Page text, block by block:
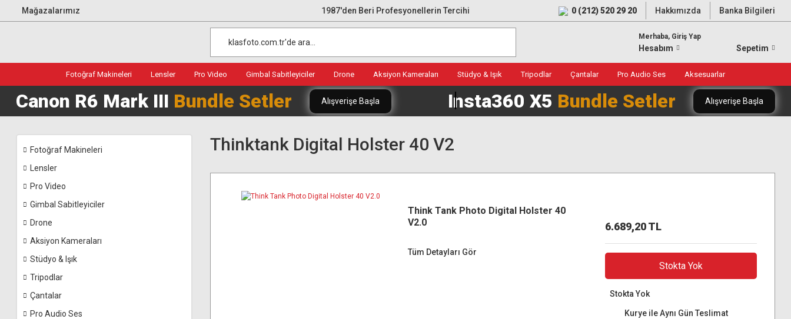
Mağazalarımız 1987'den Beri Profesyonellerin Tercihi 0 (212) 520 29 20 Hakkımızda Banka Bilgileri
Merhaba, Giriş Yap
Hesabım Sepetim
Fotoğraf Makineleri Lensler Pro Video Gimbal Sabitleyiciler Drone Aksiyon Kameraları Stüdyo & Işık Tripodlar Çantalar Pro Audio Ses Aksesuarlar
Canon R6 Mark III Bundle Setler Alışverişe Başla Insta360 X5 Bundle Setler Alışverişe Başla
Fotoğraf Makineleri
Lensler
Pro Video
Gimbal Sabitleyiciler
Drone
Aksiyon Kameraları
Stüdyo & Işık
Tripodlar
Çantalar
Pro Audio Ses
Thinktank Digital Holster 40 V2
Think Tank Photo Digital Holster 40
V2.0
Tüm Detayları Gör
6.689,20 TL
Stokta Yok
Stokta Yok
Kurye ile Aynı Gün Teslimat